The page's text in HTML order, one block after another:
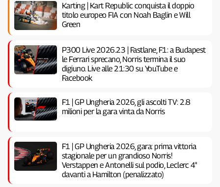
Karting | Kart Republic conquista il doppio
titolo europeo FIA con Noah Baglin e Will
Green
P300 Live 2026.23 | Fastlane, F1: a Budapest
le Ferrari sprecano, Norris termina il suo
digiuno. Live alle 21:30 su YouTube e
Facebook
F1 | GP Ungheria 2026, gli ascolti TV: 2.8
milioni per la gara vinta da Norris
F1 | GP Ungheria 2026, gara: prima vittoria
stagionale per un grandioso Norris!
Verstappen e Antonelli sul podio, Leclerc 4°
davanti a Hamilton (penalizzato)